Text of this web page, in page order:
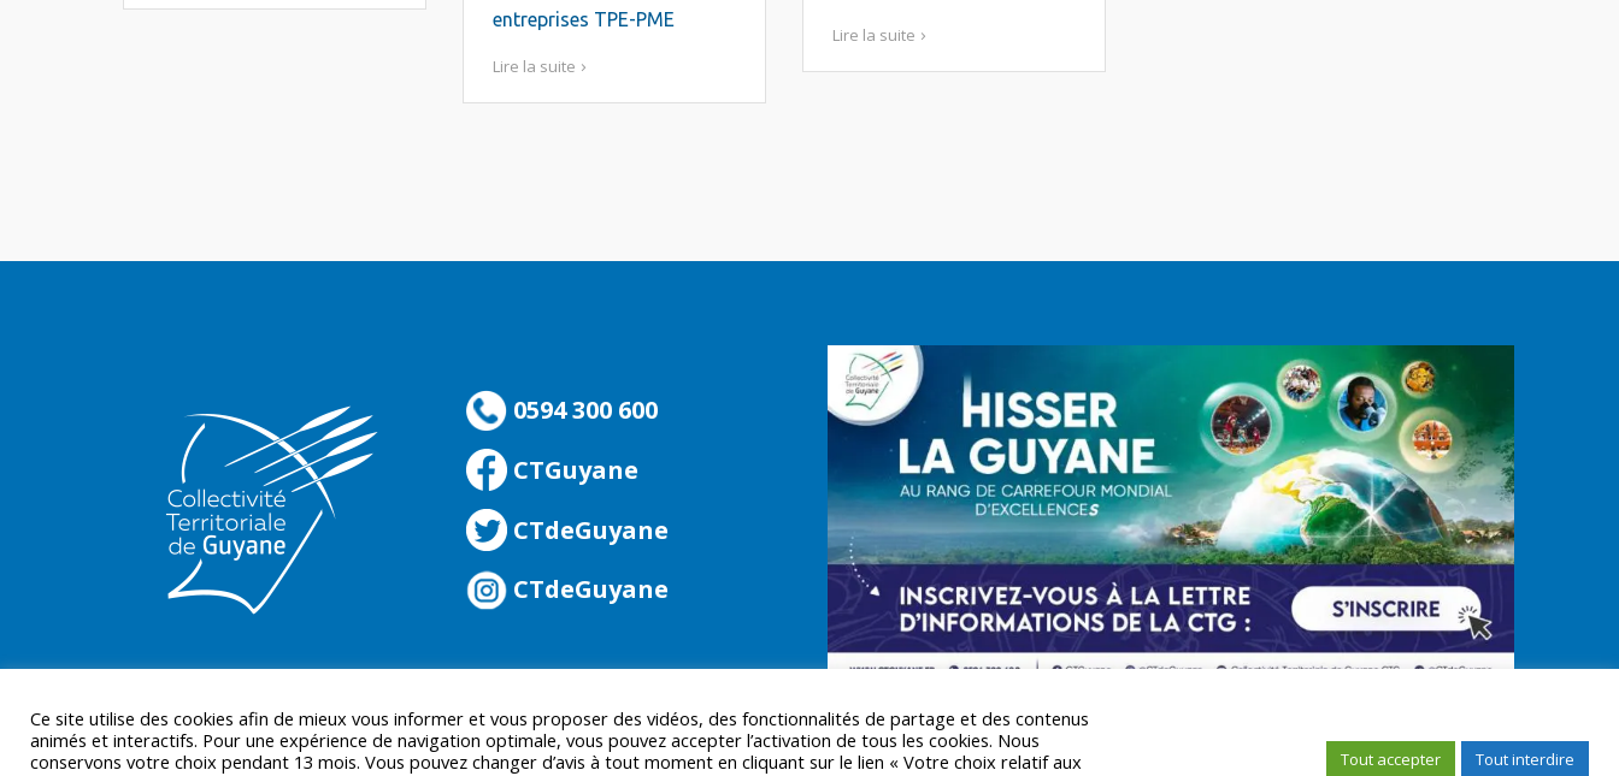
Lire la suite
entreprises TPE-PME
Lire la suite
0594 300 600
CTGuyane
CTdeGuyane
CTdeGuyane
Ce site utilise des cookies afin de mieux vous informer et vous proposer des vidéos, des fonctionnalités de partage et des contenus
animés et interactifs. Pour une expérience de navigation optimale, vous pouvez accepter l’activation de tous les cookies. Nous
conservons votre choix pendant 13 mois. Vous pouvez changer d’avis à tout moment en cliquant sur le lien « Votre choix relatif aux
Tout accepter Tout interdire